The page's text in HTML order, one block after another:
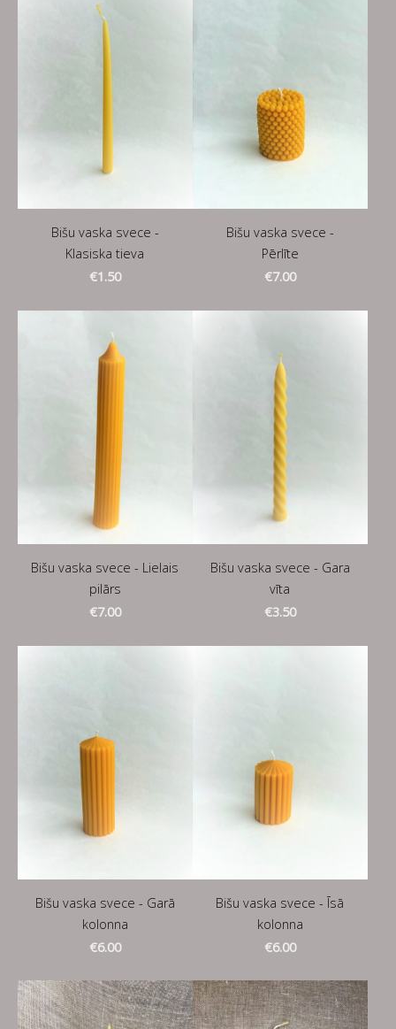
Bišu vaska svece -
Klasiska tieva
€1.50
Bišu vaska svece -
Pērlīte
€7.00
Bišu vaska svece - Lielais
pilārs
€7.00
Bišu vaska svece - Gara
vīta
€3.50
Bišu vaska svece - Garā
kolonna
€6.00
Bišu vaska svece - Īsā
kolonna
€6.00